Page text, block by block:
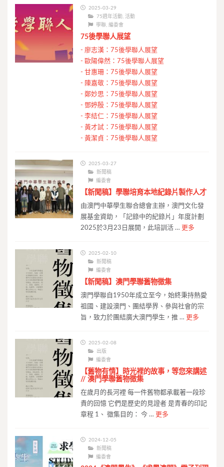
2025-03-29
75週年活動 ,活動
學聯,編委會
75後學聯人展望
- 廖志漢：75後學聯人展望
- 歐陽偉然：75後學聯人展望
- 甘惠珊：75後學聯人展望
- 陳嘉敬：75後學聯人展望
- 鄭妙思：75後學聯人展望
- 鄧婷殷：75後學聯人展望
- 李結仁：75後學聯人展望
- 黃才試：75後學聯人展望
- 黃潔貞：75後學聯人展望
2025-03-27
新聞稿
編委會
【新聞稿】學聯培育本地紀錄片製作人才
由澳門中華學生聯合總會主辦，澳門文化發
展基金資助，「記錄中的紀錄片」年度計劃
2025於3月23日展開，此培訓活 … 更多
2025-02-10
新聞稿
編委會
【新聞稿】澳門學聯舊物徵集
澳門學聯自1950年成立至今，始終秉持熱愛
祖國、建設澳門、團結學界、參與社會的宗
旨，致力於團結廣大澳門學生，推 … 更多
2025-02-08
出版
編委會
【舊物有情】時光裡的故事，等您來講述
// 澳門學聯舊物徵集
在歲月的長河裡 每一件舊物都承載著一段珍
貴的回憶 它們是歷史的見證者 是青春的印記
章程 1、 徵集目的： 今 … 更多
2024-12-05
新聞稿
編委會